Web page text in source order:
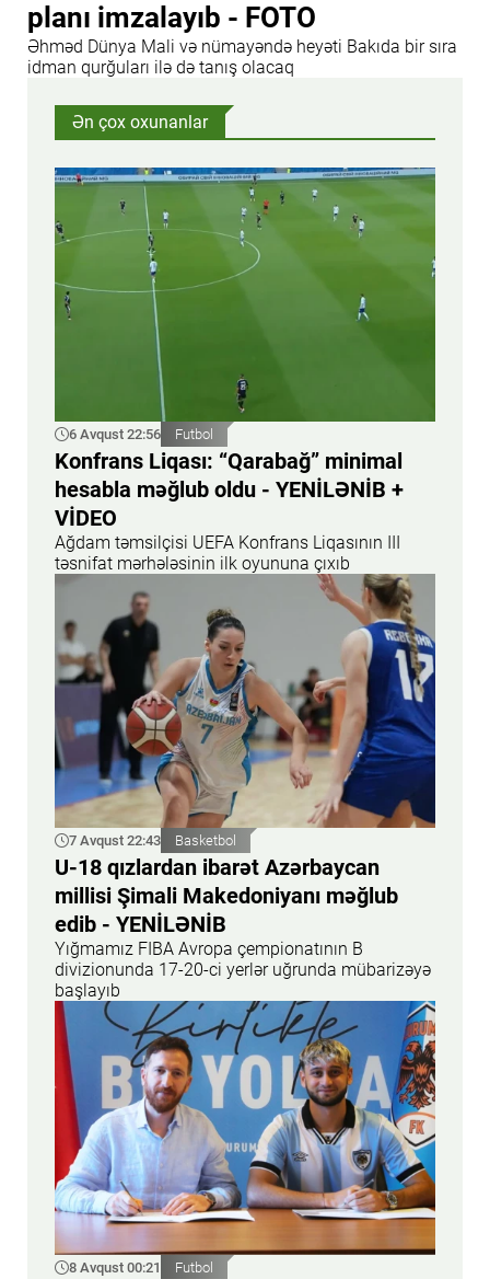
planı imzalayıb - FOTO
Əhməd Dünya Mali və nümayəndə heyəti Bakıda bir sıra
idman qurğuları ilə də tanış olacaq
Ən çox oxunanlar
6 Avqust 22:56 Futbol
Konfrans Liqası: “Qarabağ” minimal
hesabla məğlub oldu - YENİLƏNİB +
VİDEO
Ağdam təmsilçisi UEFA Konfrans Liqasının III
təsnifat mərhələsinin ilk oyununa çıxıb
7 Avqust 22:43 Basketbol
U-18 qızlardan ibarət Azərbaycan
millisi Şimali Makedoniyanı məğlub
edib - YENİLƏNİB
Yığmamız FIBA Avropa çempionatının B
divizionunda 17-20-ci yerlər uğrunda mübarizəyə
başlayıb
8 Avqust 00:21 Futbol